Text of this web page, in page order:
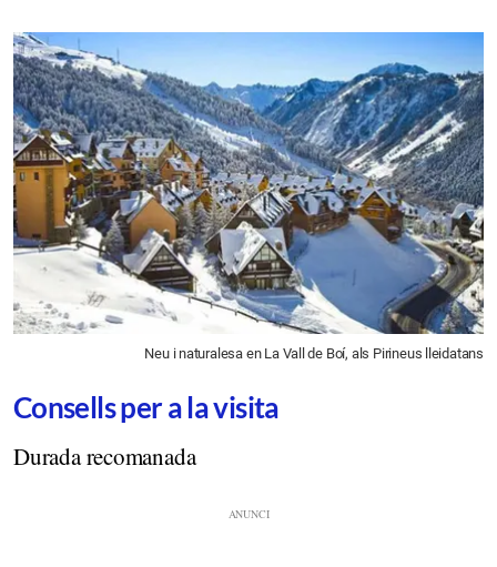
Neu i naturalesa en La Vall de Boí, als Pirineus lleidatans
Consells per a la visita
Durada recomanada